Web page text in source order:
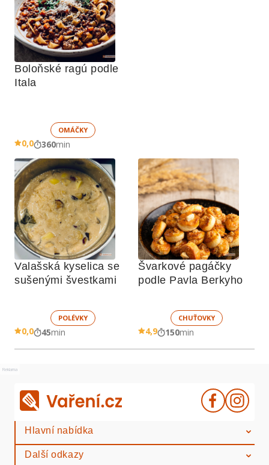
Boloňské ragú podle
Itala
OMÁČKY
0,0 360min
Valašská kyselica se
sušenými švestkami
POLÉVKY
0,0 45min
Švarkové pagáčky
podle Pavla Berkyho
CHUŤOVKY
4,9 150min
Reklama
Hlavní nabídka
Další odkazy